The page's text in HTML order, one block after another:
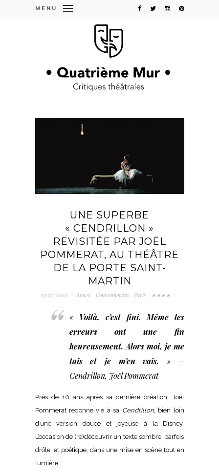
MENU
UNE SUPERBE
« CENDRILLON »
REVISITÉE PAR JOËL
POMMERAT, AU THÉÂTRE
DE LA PORTE SAINT-
MARTIN
23/05/2022 / Aimer, Contemporain, Paris, ★★★★ /
« Voilà, c’est fini. Même les
erreurs ont une fin
heureusement. Alors moi, je me
tais et je m’en vais. » –
Cendrillon, Joël Pommerat
Près de 10 ans après sa dernière création, Joël
Pommerat redonne vie à sa Cendrillon, bien loin
d’une version douce et joyeuse à la Disney.
L’occasion de (re)découvrir un texte sombre, parfois
drôle, et poétique, dans une mise en scène tout en
lumière.